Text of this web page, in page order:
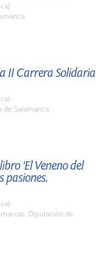
II Carrera Solidaria
de Salamanca
'El Veneno del
pasiones.
Diputación de